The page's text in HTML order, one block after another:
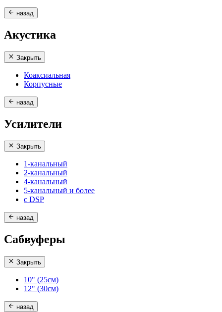
назад
Акустика
Закрыть
Коаксиальная
Корпусные
назад
Усилители
Закрыть
1-канальный
2-канальный
4-канальный
5-канальный и более
с DSP
назад
Сабвуферы
Закрыть
10" (25см)
12" (30см)
назад